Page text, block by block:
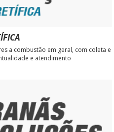
a combustão em geral, com coleta e
e atendimento